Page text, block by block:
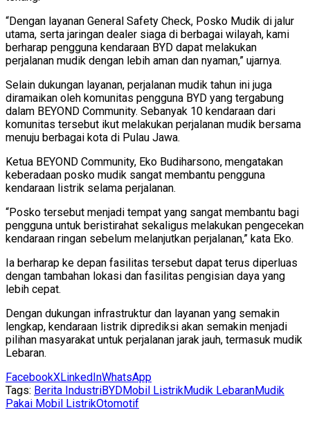
“Dengan layanan General Safety Check, Posko Mudik di jalur
utama, serta jaringan dealer siaga di berbagai wilayah, kami
berharap pengguna kendaraan BYD dapat melakukan
perjalanan mudik dengan lebih aman dan nyaman,” ujarnya.
Selain dukungan layanan, perjalanan mudik tahun ini juga
diramaikan oleh komunitas pengguna BYD yang tergabung
dalam BEYOND Community. Sebanyak 10 kendaraan dari
komunitas tersebut ikut melakukan perjalanan mudik bersama
menuju berbagai kota di Pulau Jawa.
Ketua BEYOND Community, Eko Budiharsono, mengatakan
keberadaan posko mudik sangat membantu pengguna
kendaraan listrik selama perjalanan.
“Posko tersebut menjadi tempat yang sangat membantu bagi
pengguna untuk beristirahat sekaligus melakukan pengecekan
kendaraan ringan sebelum melanjutkan perjalanan,” kata Eko.
Ia berharap ke depan fasilitas tersebut dapat terus diperluas
dengan tambahan lokasi dan fasilitas pengisian daya yang
lebih cepat.
Dengan dukungan infrastruktur dan layanan yang semakin
lengkap, kendaraan listrik diprediksi akan semakin menjadi
pilihan masyarakat untuk perjalanan jarak jauh, termasuk mudik
Lebaran.
FacebookXLinkedInWhatsApp
Tags: Berita IndustriBYDMobil ListrikMudik LebaranMudik
Pakai Mobil ListrikOtomotif